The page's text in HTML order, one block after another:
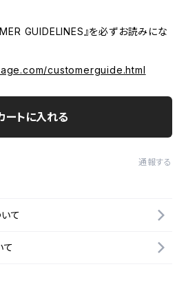
GUIDELINES』を必ずお読みにな
customerguide.html
ートに入れる
通報する
て
て